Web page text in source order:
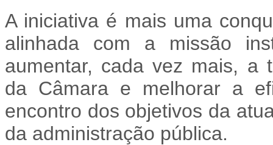
A iniciativa é mais uma
alinhada com a missão
aumentar, cada vez mais, a
da Câmara e melhorar a
encontro dos objetivos da
da administração pública.